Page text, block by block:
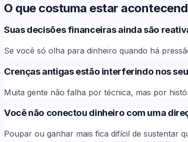
O que costuma estar
Suas decisões financeiras ainda são
Se você só olha para dinheiro quando há
Crenças antigas estão interferindo nos
Muita gente não falha por técnica, mas por
Você não conectou dinheiro com uma
Poupar ou ganhar mais fica difícil de sustentar